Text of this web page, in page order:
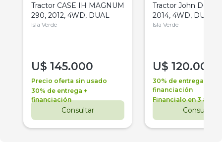
Tractor CASE IH MAGNUM
290, 2012, 4WD, DUAL
Isla Verde
U$ 145.000
Precio oferta sin usado
30% de entrega +
financiación
Consultar
Tractor John Deere
2014, 4WD, DUAL
Isla Verde
U$ 120.000
30% de entrega +
financiación
Financialo en 3 años
Consultar